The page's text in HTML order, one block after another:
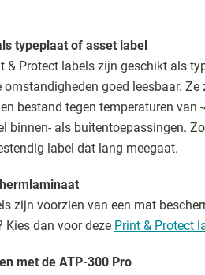
typeplaat of asset label
& Protect labels zijn geschikt als
omstandigheden goed leesbaar.
bestand tegen temperaturen van
binnen- als buitentoepassingen.
label dat lang meegaat.
zijn voorzien van een mat
Kies dan voor deze Print & Protect
met de ATP-300 Pro